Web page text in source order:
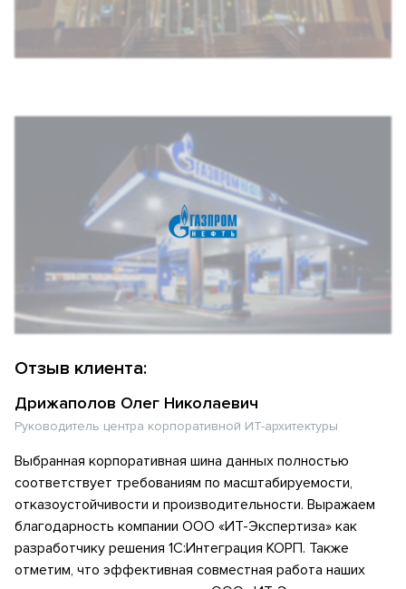
Отзыв клиента:
Дрижаполов Олег Николаевич
Руководитель центра корпоративной ИТ-архитектуры
Выбранная корпоративная шина данных полностью
соответствует требованиям по масштабируемости,
отказоустойчивости и производительности. Выражаем
благодарность компании ООО «ИТ-Экспертиза» как
разработчику решения 1С:Интеграция КОРП. Также
отметим, что эффективная совместная работа наших